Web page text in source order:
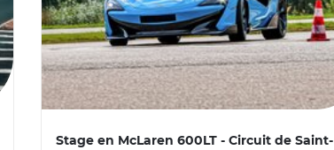
Stage en McLaren 600LT - Circuit de Saint-